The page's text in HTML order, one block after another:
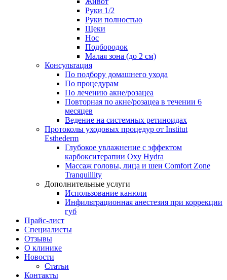
Руки 1/2
Руки полностью
Щеки
Нос
Подбородок
Малая зона (до 2 см)
Консультация
По подбору домашнего ухода
По процедурам
По лечению акне/розацеа
Повторная по акне/розацеа в течении 6
месяцев
Ведение на системных ретиноидах
Протоколы уходовых процедур от Institut
Esthederm
Глубокое увлажнение с эффектом
карбокситерапии Oxy Hydra
Массаж головы, лица и шеи Comfort Zone
Tranquillity
Дополнительные услуги
Использование канюли
Инфильтрационная анестезия при коррекции
губ
Прайс-лист
Специалисты
Отзывы
О клинике
Новости
Статьи
Контакты